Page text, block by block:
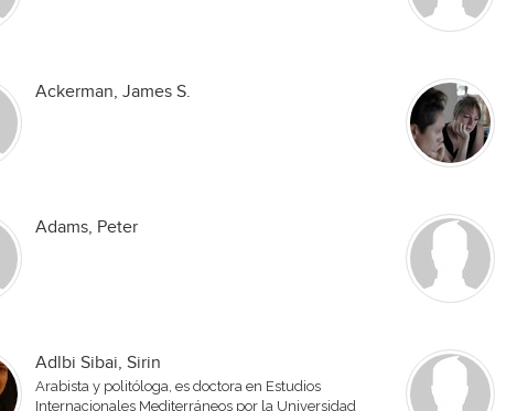
Ackerman, James S.
Adams, Peter
Adlbi Sibai, Sirin
Arabista y politóloga, es doctora en Estudios
Internacionales Mediterráneos por la Universidad